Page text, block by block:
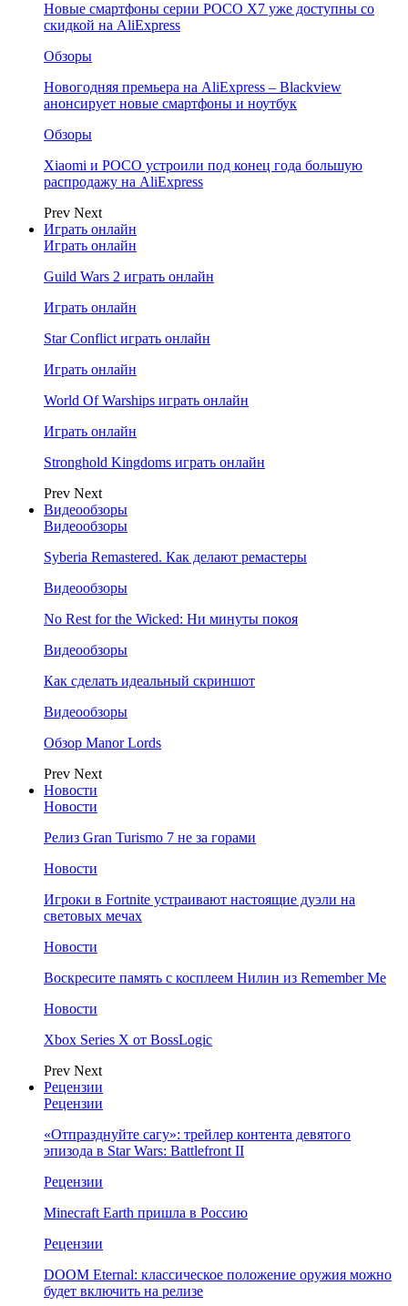
Новые смартфоны серии POCO X7 уже доступны со
скидкой на AliExpress
Обзоры
Новогодняя премьера на AliExpress – Blackview
анонсирует новые смартфоны и ноутбук
Обзоры
Xiaomi и POCO устроили под конец года большую
распродажу на AliExpress
Prev Next
Играть онлайн
Играть онлайн
Guild Wars 2 играть онлайн
Играть онлайн
Star Conflict играть онлайн
Играть онлайн
World Of Warships играть онлайн
Играть онлайн
Stronghold Kingdoms играть онлайн
Prev Next
Видеообзоры
Видеообзоры
Syberia Remastered. Как делают ремастеры
Видеообзоры
No Rest for the Wicked: Ни минуты покоя
Видеообзоры
Как сделать идеальный скриншот
Видеообзоры
Обзор Manor Lords
Prev Next
Новости
Новости
Релиз Gran Turismo 7 не за горами
Новости
Игроки в Fortnite устраивают настоящие дуэли на
световых мечах
Новости
Воскресите память с косплеем Нилин из Remember Me
Новости
Xbox Series X от BossLogic
Prev Next
Рецензии
Рецензии
«Отпразднуйте сагу»: трейлер контента девятого
эпизода в Star Wars: Battlefront II
Рецензии
Minecraft Earth пришла в Россию
Рецензии
DOOM Eternal: классическое положение оружия можно
будет включить на релизе